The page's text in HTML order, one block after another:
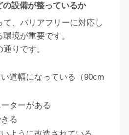
設備が整っているか
、バリアフリーに対応し
境が重要です。
りです。
道幅になっている（90cm
ターがある
る